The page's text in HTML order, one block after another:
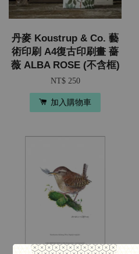
丹麥 Koustrup & Co. 藝
術印刷 A4復古印刷畫 薔
薇 ALBA ROSE (不含框)
NT$ 250
加入購物車